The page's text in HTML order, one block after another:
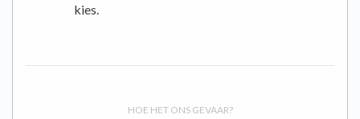
kies.
HOE HET ONS GEVAAR?